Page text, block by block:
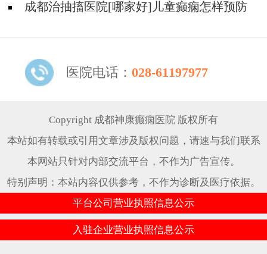
用的抗癫痫药物呢？
成都治抽搐医院[哪家好]儿童癫痫怎样预防
医院电话： 028-61197977
Copyright 成都神康癫痫医院 版权所有
本站如有转载或引用文章涉及版权问题，请速与我们联系
本网站只针对内部交流平台，不作为广告宣传。
特别声明：本站内容仅供参考，不作为诊断及医疗依据。
平台公司营业执照信息公示
入驻企业营业执照信息公示